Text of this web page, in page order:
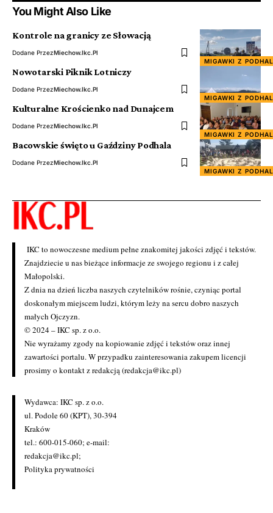
You Might Also Like
MIGAWKI Z
Kontrole na granicy ze Słowacją
Dodane PrzezMiechow.ikc.pl
MIGAWKI Z
Nowotarski Piknik Lotniczy
Dodane PrzezMiechow.ikc.pl
MIGAWKI Z
Kulturalne Krościenko nad Dunajcem
Dodane PrzezMiechow.ikc.pl
MIGAWKI Z
Bacowskie święto u Gaździny Podhala
Dodane PrzezMiechow.ikc.pl
IKC to nowoczesne medium pełne znakomitej jakości zdjęć i tekstów.
Znajdziecie u nas bieżące informacje ze swojego regionu i z całej
Małopolski.
Z dnia na dzień liczba naszych czytelników rośnie, czyniąc portal
doskonałym miejscem ludzi, którym leży na sercu dobro naszych
małych Ojczyzn.
© 2024 – IKC sp. z o.o.
Nie wyrażamy zgody na kopiowanie zdjęć i tekstów oraz innej
zawartości portalu. W przypadku zainteresowania zakupem licencji
prosimy o kontakt z redakcją (redakcja@ikc.pl)
Wydawca: IKC sp. z o.o.
ul. Podole 60 (KPT), 30-394
Kraków
tel.: 600-015-060; e-mail:
redakcja@ikc.pl;
Polityka prywatności